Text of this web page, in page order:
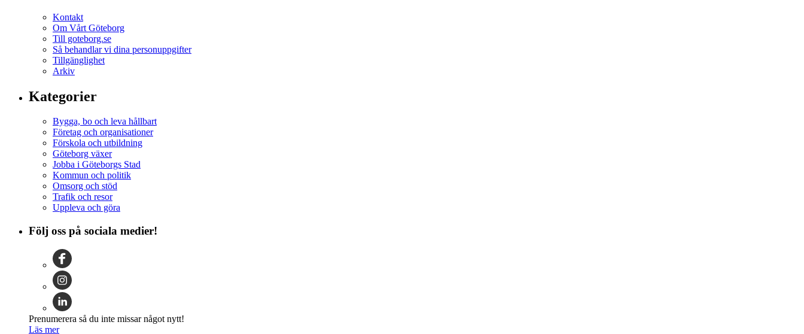
Kontakt
Om Vårt Göteborg
Till goteborg.se
Så behandlar vi dina personuppgifter
Tillgänglighet
Arkiv
Kategorier
Bygga, bo och leva hållbart
Företag och organisationer
Förskola och utbildning
Göteborg växer
Jobba i Göteborgs Stad
Kommun och politik
Omsorg och stöd
Trafik och resor
Uppleva och göra
Följ oss på sociala medier!
Prenumerera så du inte missar något nytt!
Läs mer